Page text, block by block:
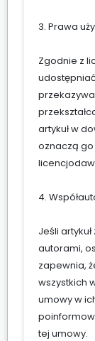
3. Prawa
Zgodnie z
artykuł w
oznaczą
4.
Jeśli
autorami,
zapewnia,
wszystkich
umowy w
tej umowy.